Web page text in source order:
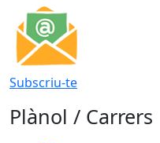
Subscriu-te
Plànol / Carrers